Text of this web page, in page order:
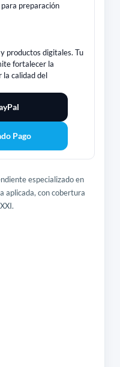
preparación
productos digitales. Tu
fortalecer la
la calidad del
Pago
especializado en
aplicada, con cobertura